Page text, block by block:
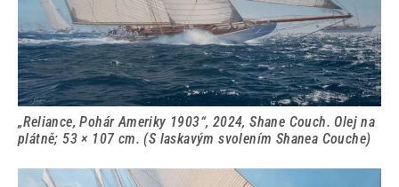
„Reliance, Pohár Ameriky 1903“, 2024, Shane Couch. Olej na
plátně; 53 × 107 cm. (S laskavým svolením Shanea Couche)